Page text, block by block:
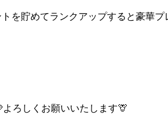
を貯めてランクアップすると豪華
ろしくお願いいたします🦒